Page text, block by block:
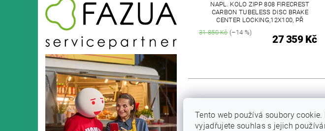
NAPL. KOLO ZIPP 808 FIRECREST
CARBON TUBELESS DISC BRAKE
CENTER LOCKING,12X100, PŘ
31 850 Kč(–14 %)
27 359 Kč
Tento web používá soubory
vyjadřujete souhlas s jejich